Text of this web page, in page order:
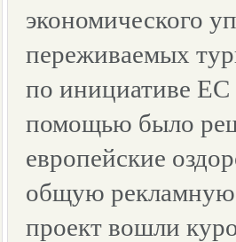
экономического
переживаемых
по инициативе ЕС
помощью было
европейские
общую рекламную
проект вошли